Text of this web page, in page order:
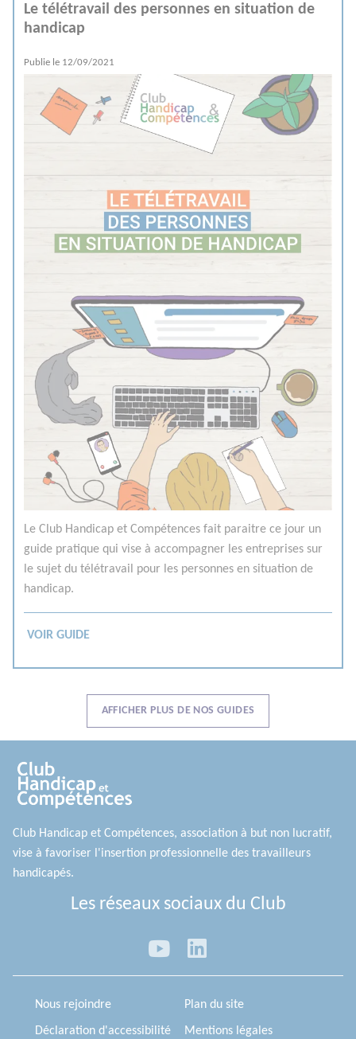
Le télétravail des personnes en situation de
handicap
Publie le 12/09/2021
Le Club Handicap et Compétences fait paraitre ce jour un
guide pratique qui vise à accompagner les entreprises sur
le sujet du télétravail pour les personnes en situation de
handicap.
VOIR GUIDE
AFFICHER PLUS DE NOS GUIDES
Club Handicap et Compétences, association à but non lucratif,
vise à favoriser l'insertion professionnelle des travailleurs
handicapés.
Les réseaux sociaux du Club
Nous rejoindre Plan du site
Déclaration d'accessibilité Mentions légales